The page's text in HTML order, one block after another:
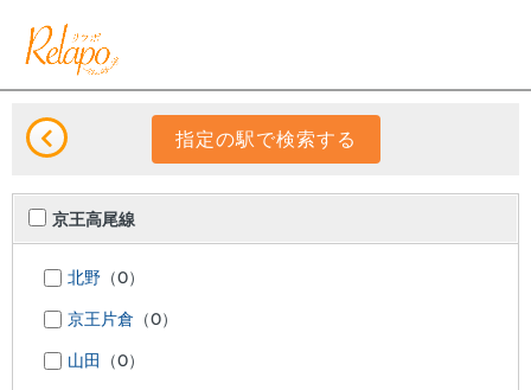
京王高尾線
北野 （0）
京王片倉 （0）
山田
（0）